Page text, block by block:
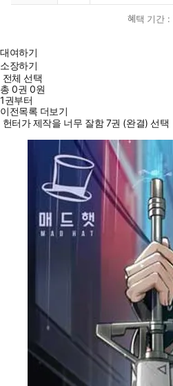
혜택 기간 :
대여하기
소장하기
전체 선택
총0권 0원
1권부터
이전목록 더보기
헌터가 제작을 너무 잘함 7권 (완결) 선택